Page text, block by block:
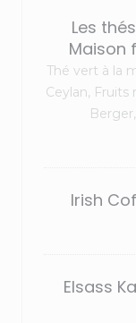
Les
Maison
Thé vert à la
Ceylan, Fruits
Irish
Elsass